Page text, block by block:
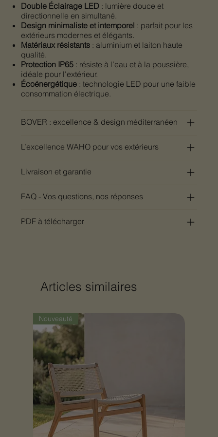
Double Éclairage LED: lumière douce et
directionnelle en simultané.
Design minimaliste et intemporel : parfait pour les
extérieurs modernes et élégants.
Matériaux résistants: aluminium et laiton haute
qualité.
Protection IP65: résiste à l’eau et à la poussière,
idéale pour l'extérieur.
Écoénergétique: technologie LED pour une faible
consommation électrique.
BOVER : excellence & design méditerranéen
L’excellence WAHO pour vos extérieurs
Livraison et garantie
FAQ - Vos questions, nos réponses
PDF à télécharger
Articles similaires
Nouveauté